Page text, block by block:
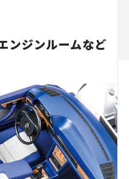
ンジンルームなど